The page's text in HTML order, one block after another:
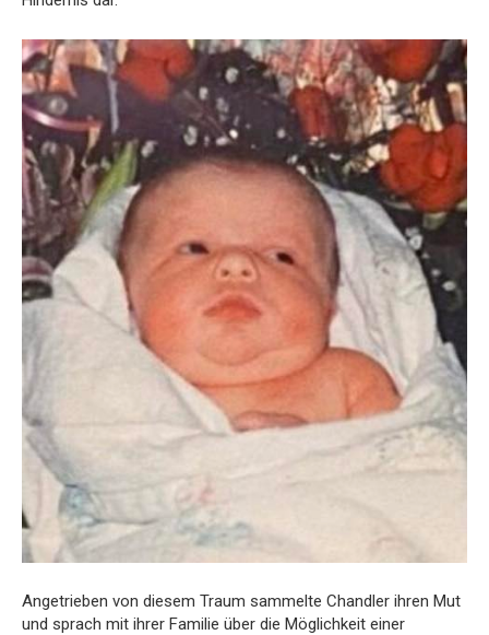
Angetrieben von diesem Traum sammelte Chandler ihren Mut
und sprach mit ihrer Familie über die Möglichkeit einer